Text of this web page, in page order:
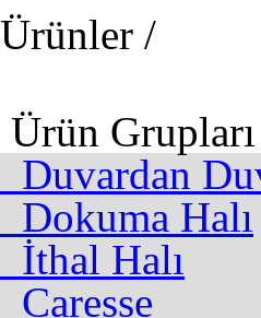
Ürünler /
Ürün Grupları
Duvardan
Dokuma Halı
İthal Halı
Caresse